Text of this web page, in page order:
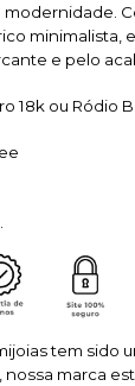
minimalista,
e pelo
18k ou Ródio
tem sido
marca